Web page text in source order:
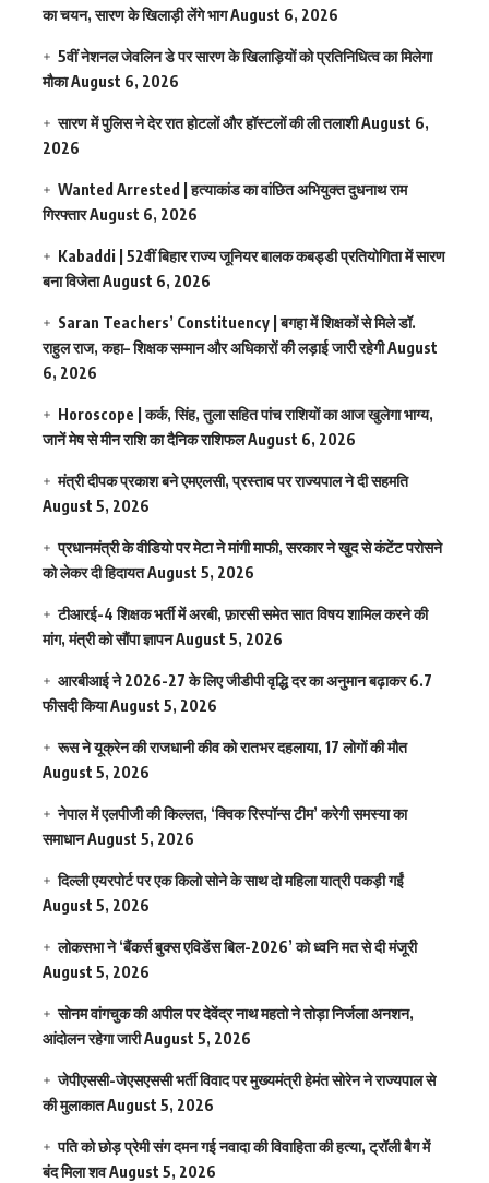
का चयन, सारण के खिलाड़ी लेंगे भागAugust 6, 2026
5वीं नेशनल जेवलिन डे पर सारण के खिलाड़ियों को प्रतिनिधित्व का मिलेगा
मौकाAugust 6, 2026
सारण में पुलिस ने देर रात होटलों और हॉस्टलों की ली तलाशीAugust 6,
2026
Wanted Arrested | हत्याकांड का वांछित अभियुक्त दुधनाथ राम
गिरफ्तारAugust 6, 2026
Kabaddi | 52वीं बिहार राज्य जूनियर बालक कबड्डी प्रतियोगिता में सारण
बना विजेताAugust 6, 2026
Saran Teachers’ Constituency | बगहा में शिक्षकों से मिले डॉ.
राहुल राज, कहा– शिक्षक सम्मान और अधिकारों की लड़ाई जारी रहेगीAugust
6, 2026
Horoscope | कर्क, सिंह, तुला सहित पांच राशियों का आज खुलेगा भाग्य,
जानें मेष से मीन राशि का दैनिक राशिफलAugust 6, 2026
मंत्री दीपक प्रकाश बने एमएलसी, प्रस्ताव पर राज्यपाल ने दी सहमति
August 5, 2026
प्रधानमंत्री के वीडियो पर मेटा ने मांगी माफी, सरकार ने खुद से कंटेंट परोसने
को लेकर दी हिदायतAugust 5, 2026
टीआरई-4 शिक्षक भर्ती में अरबी, फ़ारसी समेत सात विषय शामिल करने की
मांग, मंत्री को सौंपा ज्ञापनAugust 5, 2026
आरबीआई ने 2026-27 के लिए जीडीपी वृद्धि दर का अनुमान बढ़ाकर 6.7
फीसदी कियाAugust 5, 2026
रूस ने यूक्रेन की राजधानी कीव को रातभर दहलाया, 17 लोगों की मौत
August 5, 2026
नेपाल में एलपीजी की किल्लत, ‘क्विक रिस्पॉन्स टीम’ करेगी समस्या का
समाधानAugust 5, 2026
दिल्ली एयरपोर्ट पर एक किलो सोने के साथ दो महिला यात्री पकड़ी गईं
August 5, 2026
लोकसभा ने ‘बैंकर्स बुक्स एविडेंस बिल-2026’ को ध्वनि मत से दी मंजूरी
August 5, 2026
सोनम वांगचुक की अपील पर देवेंद्र नाथ महतो ने तोड़ा निर्जला अनशन,
आंदोलन रहेगा जारीAugust 5, 2026
जेपीएससी-जेएसएससी भर्ती विवाद पर मुख्यमंत्री हेमंत सोरेन ने राज्यपाल से
की मुलाकातAugust 5, 2026
पति को छोड़ प्रेमी संग दमन गई नवादा की विवाहिता की हत्या, ट्रॉली बैग में
बंद मिला शवAugust 5, 2026